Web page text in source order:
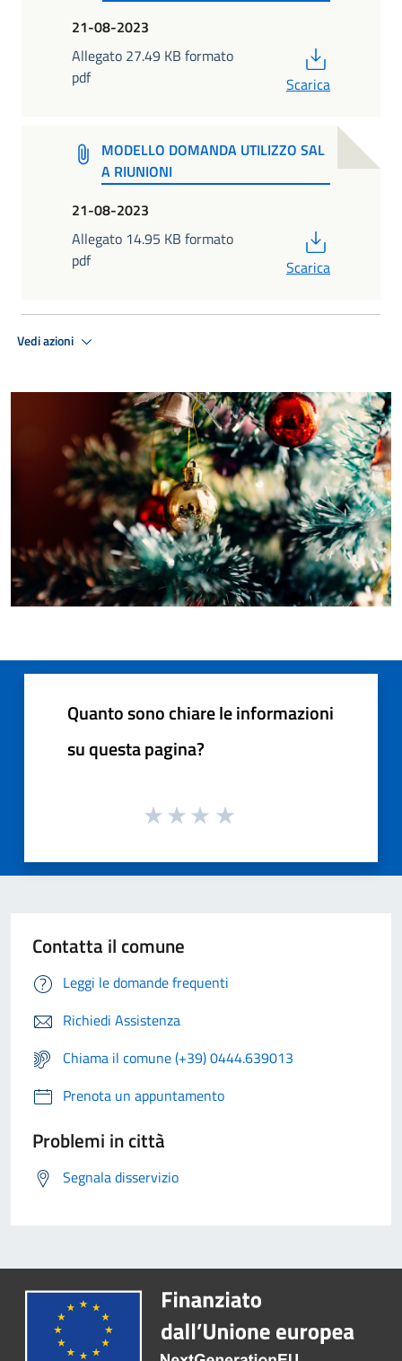
21-08-2023
Allegato 27.49 KB formato
pdf
Scarica
MODELLO DOMANDA UTILIZZO SAL
A RIUNIONI
21-08-2023
Allegato 14.95 KB formato
pdf
Scarica
Vedi azioni
Quanto sono chiare le informazioni
su questa pagina?
Contatta il comune
Leggi le domande frequenti
Richiedi Assistenza
Chiama il comune (+39) 0444.639013
Prenota un appuntamento
Problemi in città
Segnala disservizio